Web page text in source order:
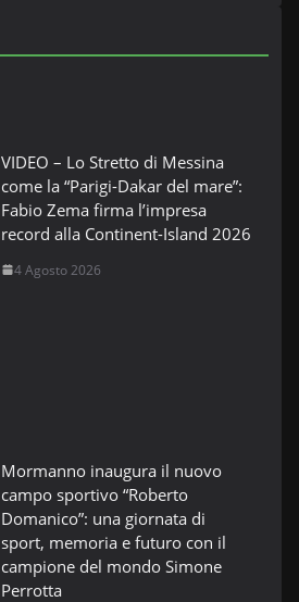
VIDEO – Lo Stretto di Messina
come la “Parigi-Dakar del mare”:
Fabio Zema firma l’impresa
record alla Continent-Island 2026
4 Agosto 2026
Mormanno inaugura il nuovo
campo sportivo “Roberto
Domanico”: una giornata di
sport, memoria e futuro con il
campione del mondo Simone
Perrotta